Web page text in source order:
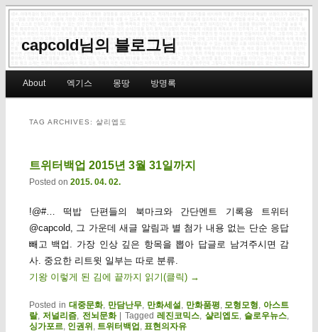
capcold님의 블로그님
Skip to primary content
Skip to secondary content
About 엑기스 몽땅 방명록
TAG ARCHIVES: 샬리엡도
트위터백업 2015년 3월 31일까지
Posted on 2015. 04. 02.
!@#… 떡밥 단편들의 북마크와 간단멘트 기록용 트위터
@capcold, 그 가운데 새글 알림과 별 첨가 내용 없는 단순 응답
빼고 백업. 가장 인상 깊은 항목을 뽑아 답글로 남겨주시면 감
사. 중요한 리트윗 일부는 따로 분류.
기왕 이렇게 된 김에 끝까지 읽기(클릭) →
Posted in 대중문화, 만담난무, 만화세설 만화품평 모형모형
아스트
랄,저널리즘 전뇌문화 | Tagged 레진코믹스 샬리엡도 슬로우뉴스
싱가포르 인권위 트위터백업 표현의자유